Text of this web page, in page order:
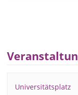
Universitätsplatz